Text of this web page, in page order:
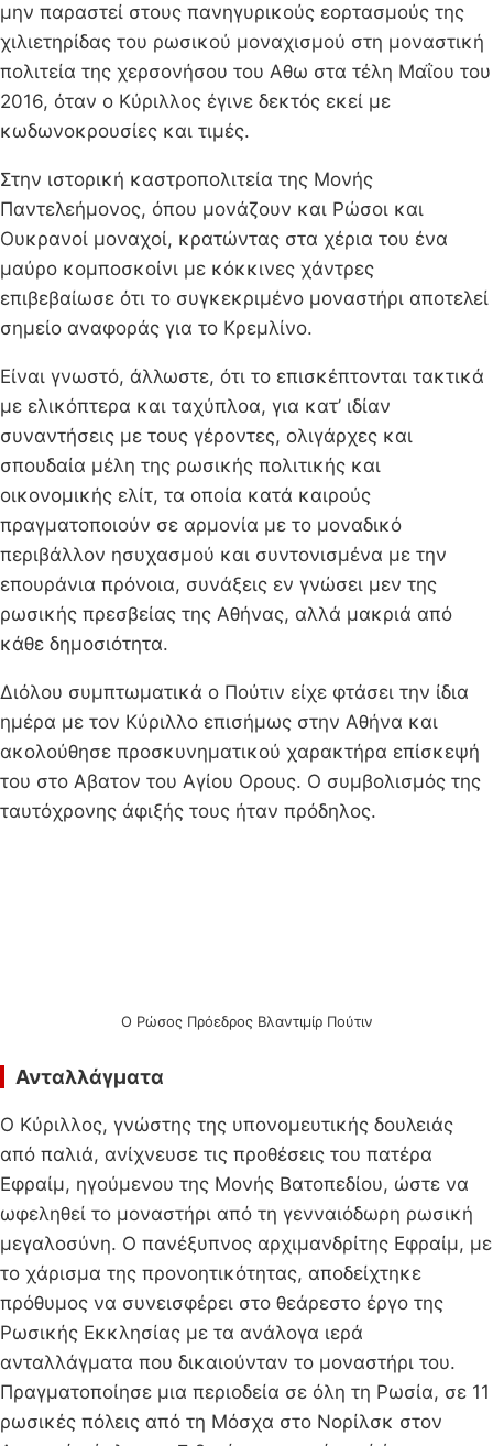
μην παραστεί στους πανηγυρικούς εορτασμούς της
χιλιετηρίδας του ρωσικού μοναχισμού στη μοναστική
πολιτεία της χερσονήσου του Αθω στα τέλη Μαΐου του
2016, όταν ο Κύριλλος έγινε δεκτός εκεί με
κωδωνοκρουσίες και τιμές.
Στην ιστορική καστροπολιτεία της Μονής
Παντελεήμονος, όπου μονάζουν και Ρώσοι και
Ουκρανοί μοναχοί, κρατώντας στα χέρια του ένα
μαύρο κομποσκοίνι με κόκκινες χάντρες
επιβεβαίωσε ότι το συγκεκριμένο μοναστήρι αποτελεί
σημείο αναφοράς για το Κρεμλίνο.
Είναι γνωστό, άλλωστε, ότι το επισκέπτονται τακτικά
με ελικόπτερα και ταχύπλοα, για κατ’ ιδίαν
συναντήσεις με τους γέροντες, ολιγάρχες και
σπουδαία μέλη της ρωσικής πολιτικής και
οικονομικής ελίτ, τα οποία κατά καιρούς
πραγματοποιούν σε αρμονία με το μοναδικό
περιβάλλον ησυχασμού και συντονισμένα με την
επουράνια πρόνοια, συνάξεις εν γνώσει μεν της
ρωσικής πρεσβείας της Αθήνας, αλλά μακριά από
κάθε δημοσιότητα.
Διόλου συμπτωματικά ο Πούτιν είχε φτάσει την ίδια
ημέρα με τον Κύριλλο επισήμως στην Αθήνα και
ακολούθησε προσκυνηματικού χαρακτήρα επίσκεψή
του στο Αβατον του Αγίου Ορους. Ο συμβολισμός της
ταυτόχρονης άφιξής τους ήταν πρόδηλος.
O Ρώσος Πρόεδρος Βλαντιμίρ Πούτιν
Ανταλλάγματα
Ο Κύριλλος, γνώστης της υπονομευτικής δουλειάς
από παλιά, ανίχνευσε τις προθέσεις του πατέρα
Εφραίμ, ηγούμενου της Μονής Βατοπεδίου, ώστε να
ωφεληθεί το μοναστήρι από τη γενναιόδωρη ρωσική
μεγαλοσύνη. Ο πανέξυπνος αρχιμανδρίτης Εφραίμ, με
το χάρισμα της προνοητικότητας, αποδείχτηκε
πρόθυμος να συνεισφέρει στο θεάρεστο έργο της
Ρωσικής Εκκλησίας με τα ανάλογα ιερά
ανταλλάγματα που δικαιούνταν το μοναστήρι του.
Πραγματοποίησε μια περιοδεία σε όλη τη Ρωσία, σε 11
ρωσικές πόλεις από τη Μόσχα στο Νορίλσκ στον